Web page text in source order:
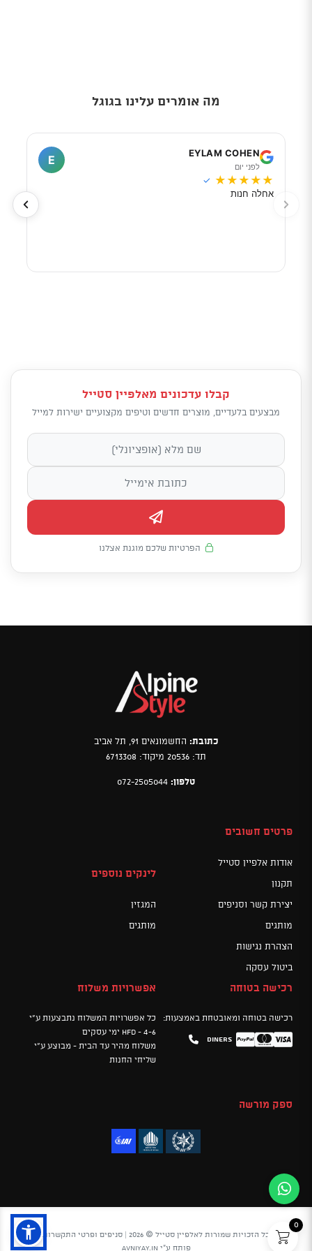
מה אומרים עלינו בגוגל
EYLAM COHEN
לפני יום
E
★
★
★
★
★
✓
אחלה חנות
קבלו עדכונים מאלפיין סטייל
מבצעים בלעדיים, מוצרים חדשים וטיפים מקצועיים ישירות למייל
הפרטיות שלכם מוגנת אצלנו
כתובת: החשמונאים 91, תל אביב
תד: 20536 מיקוד: 6713308
טלפון: 072-2505044
פרטים חשובים
אודות אלפיין סטייל
תקנון
יצירת קשר וסניפים
מותגים
הצהרת נגישות
ביטול עסקה
לינקים נוספים
המגזין
מותגים
רכישה בטוחה
רכישה בטוחה ומאובטחת באמצעות:
Visa
Mastercard
PayPal
Diners
אפשרויות משלוח
כל אפשרויות המשלוח נתבצעות ע"י
HFD - 4-6 ימי עסקים
משלוח מהיר עד הבית - מבוצע ע"י
שליחי החנות
ספק מורשה
כל הזכויות שמורות לאלפיין סטייל © 2026 |
סניפים ופרטי התקשרות
פותח ע"יavniyay.in
0